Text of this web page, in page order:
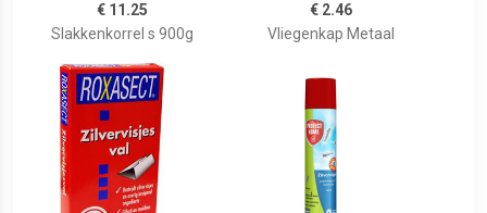
€ 11.25
Slakkenkorrel s 900g
€ 2.46
Vliegenkap Metaal